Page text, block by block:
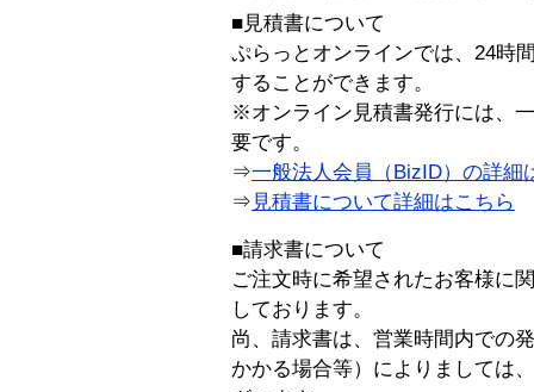
■見積書について
ぷらっとオンラインでは、24時
することができます。
※オンライン見積書発行には、
要です。
⇒一般法人会員（BizID）の詳細
⇒ 見積書について詳細はこちら
■請求書について
ご注文時に希望されたお客様に
しております。
尚、請求書は、営業時間内での
かかる場合等）によりましては